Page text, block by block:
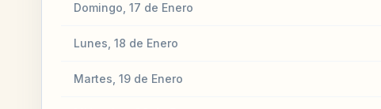
Domingo, 17 de Enero
Lunes, 18 de Enero
Martes, 19 de Enero